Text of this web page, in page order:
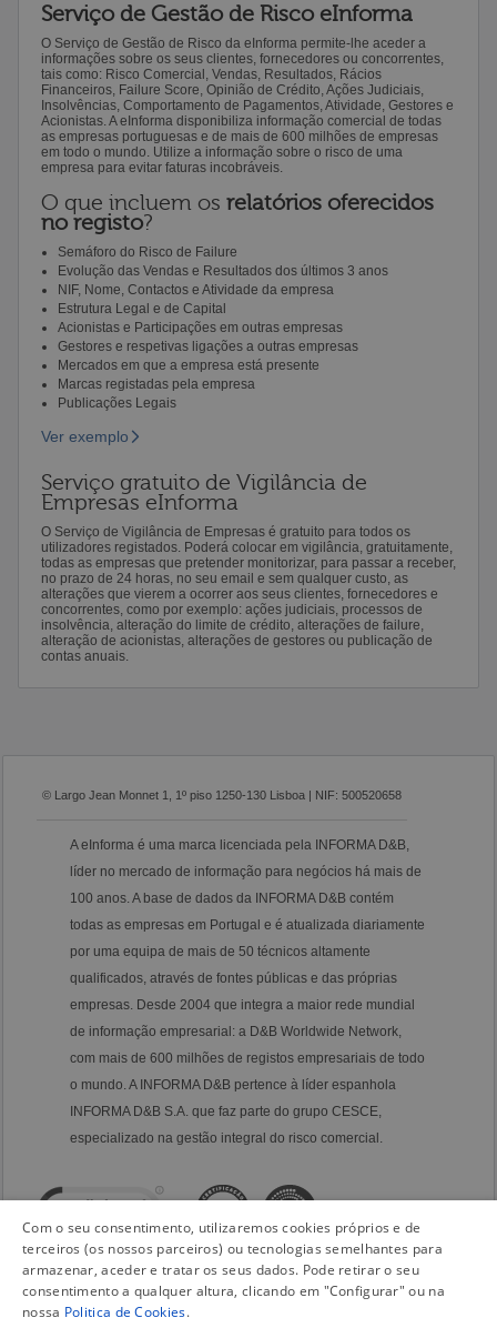
Serviço de Gestão de Risco eInforma
O Serviço de Gestão de Risco da eInforma permite-lhe aceder a
informações sobre os seus clientes, fornecedores ou concorrentes,
tais como: Risco Comercial, Vendas, Resultados, Rácios
Financeiros, Failure Score, Opinião de Crédito, Ações Judiciais,
Insolvências, Comportamento de Pagamentos, Atividade, Gestores e
Acionistas. A eInforma disponibiliza informação comercial de todas
as empresas portuguesas e de mais de 600 milhões de empresas
em todo o mundo. Utilize a informação sobre o risco de uma
empresa para evitar faturas incobráveis.
O que incluem os relatórios oferecidos
no registo?
Semáforo do Risco de Failure
Evolução das Vendas e Resultados dos últimos 3 anos
NIF, Nome, Contactos e Atividade da empresa
Estrutura Legal e de Capital
Acionistas e Participações em outras empresas
Gestores e respetivas ligações a outras empresas
Mercados em que a empresa está presente
Marcas registadas pela empresa
Publicações Legais
Ver exemplo
Serviço gratuito de Vigilância de
Empresas eInforma
O Serviço de Vigilância de Empresas é gratuito para todos os
utilizadores registados. Poderá colocar em vigilância, gratuitamente,
todas as empresas que pretender monitorizar, para passar a receber,
no prazo de 24 horas, no seu email e sem qualquer custo, as
alterações que vierem a ocorrer aos seus clientes, fornecedores e
concorrentes, como por exemplo: ações judiciais, processos de
insolvência, alteração do limite de crédito, alterações de failure,
alteração de acionistas, alterações de gestores ou publicação de
contas anuais.
© Largo Jean Monnet 1, 1º piso 1250-130 Lisboa | NIF: 500520658
A eInforma é uma marca licenciada pela INFORMA D&B,
líder no mercado de informação para negócios há mais de
100 anos. A base de dados da INFORMA D&B contém
todas as empresas em Portugal e é atualizada diariamente
por uma equipa de mais de 50 técnicos altamente
qualificados, através de fontes públicas e das próprias
empresas. Desde 2004 que integra a maior rede mundial
de informação empresarial: a D&B Worldwide Network,
com mais de 600 milhões de registos empresariais de todo
o mundo. A INFORMA D&B pertence à líder espanhola
INFORMA D&B S.A. que faz parte do grupo CESCE,
especializado na gestão integral do risco comercial.
Com o seu consentimento, utilizaremos cookies próprios e de
terceiros (os nossos parceiros) ou tecnologias semelhantes para
armazenar, aceder e tratar os seus dados. Pode retirar o seu
consentimento a qualquer altura, clicando em "Configurar" ou na
nossa Politica de Cookies.